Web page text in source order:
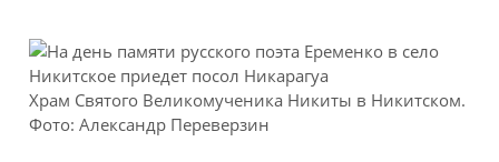
Храм Святого Великомученика Никиты в Никитском.
Фото: Александр Переверзин